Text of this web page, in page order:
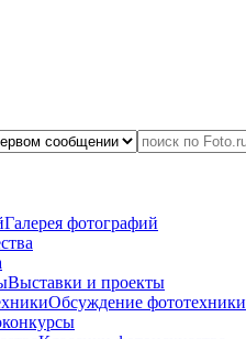
Галерея фотографий
Выставки и проекты
Обсуждение фототехники